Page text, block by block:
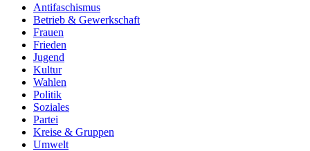
Antifaschismus
Betrieb & Gewerkschaft
Frauen
Frieden
Jugend
Kultur
Wahlen
Politik
Soziales
Partei
Kreise & Gruppen
Umwelt